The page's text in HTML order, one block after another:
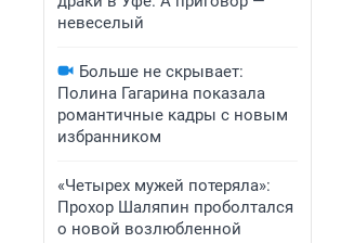
невеселый
Больше не скрывает:
Полина Гагарина показала
романтичные кадры с новым
избранником
«Четырех мужей потеряла»:
Прохор Шаляпин проболтался
о новой возлюбленной